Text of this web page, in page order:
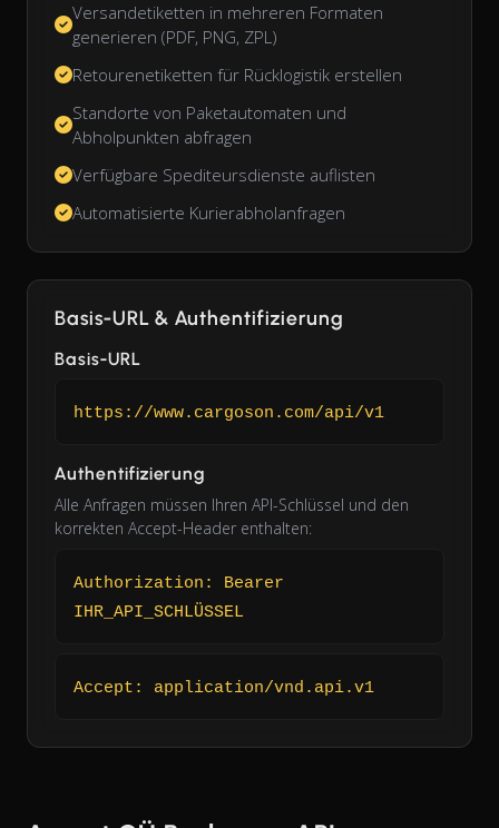
Versandetiketten in mehreren Formaten
generieren (PDF, PNG, ZPL)
Retourenetiketten für Rücklogistik erstellen
Standorte von Paketautomaten und
Abholpunkten abfragen
Verfügbare Spediteursdienste auflisten
Automatisierte Kurierabholanfragen
Basis-URL & Authentifizierung
Basis-URL
https://www.cargoson.com/api/v1
Authentifizierung
Alle Anfragen müssen Ihren API-Schlüssel und den
korrekten Accept-Header enthalten:
Authorization: Bearer
IHR_API_SCHLÜSSEL
Accept: application/vnd.api.v1